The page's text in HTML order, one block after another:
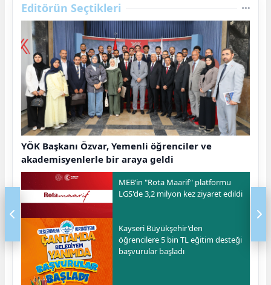
Editörün Seçtikleri
YÖK Başkanı Özvar, Yemenli öğrenciler ve
akademisyenlerle bir araya geldi
MEB’in "Rota Maarif" platformu
LGS'de 3,2 milyon kez ziyaret edildi
Kayseri Büyükşehir'den
öğrencilere 5 bin TL eğitim desteği
başvurular başladı